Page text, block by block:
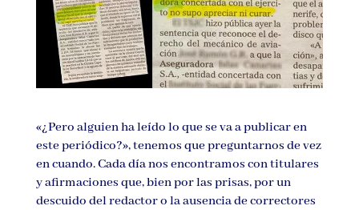
«¿Pero alguien ha leído lo que se va a publicar en
este periódico?», tenemos que preguntarnos de vez
en cuando. Cada día nos encontramos con titulares
y afirmaciones que, bien por las prisas, por un
descuido del redactor o la ausencia de correctores